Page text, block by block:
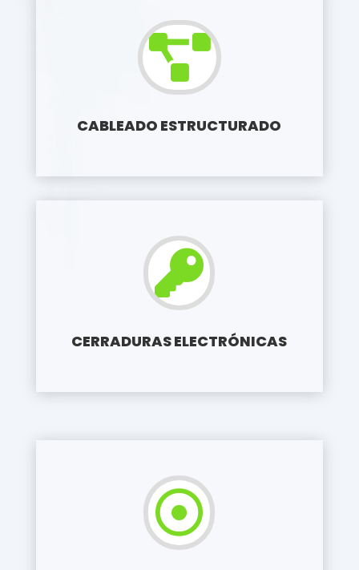

CABLEADO ESTRUCTURADO

CERRADURAS ELECTRÓNICAS
